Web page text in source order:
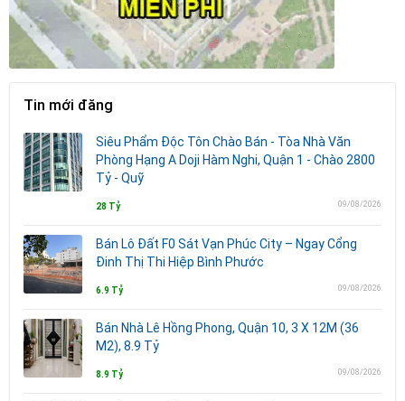
Tin mới đăng
Siêu Phẩm Độc Tôn Chào Bán - Tòa Nhà Văn
Phòng Hạng A Doji Hàm Nghi, Quận 1 - Chào 2800
Tỷ - Quỹ
28 Tỷ 09/08/2026
Bán Lô Đất F0 Sát Vạn Phúc City – Ngay Cổng
Đinh Thị Thi Hiệp Bình Phước
6.9 Tỷ 09/08/2026
Bán Nhà Lê Hồng Phong, Quận 10, 3 X 12M (36
M2), 8.9 Tỷ
8.9 Tỷ 09/08/2026